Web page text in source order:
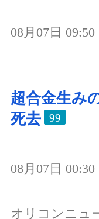
08月07日 09:50
超合金生み
死去
99
08月07日 00:30
オリコンニュ